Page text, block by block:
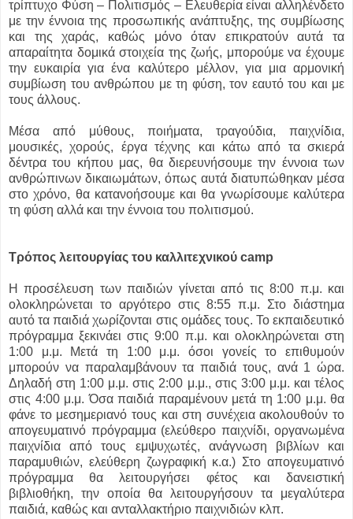
τρίπτυχο Φύση – Πολιτισμός – Ελευθερία είναι αλληλένδετο
με την έννοια της προσωπικής ανάπτυξης, της συμβίωσης
και της χαράς, καθώς μόνο όταν επικρατούν αυτά τα
απαραίτητα δομικά στοιχεία της ζωής, μπορούμε να έχουμε
την ευκαιρία για ένα καλύτερο μέλλον, για μια αρμονική
συμβίωση του ανθρώπου με τη φύση, τον εαυτό του και με
τους άλλους.
Μέσα από μύθους, ποιήματα, τραγούδια, παιχνίδια,
μουσικές, χορούς, έργα τέχνης και κάτω από τα σκιερά
δέντρα του κήπου μας, θα διερευνήσουμε την έννοια των
ανθρώπινων δικαιωμάτων, όπως αυτά διατυπώθηκαν μέσα
στο χρόνο, θα κατανοήσουμε και θα γνωρίσουμε καλύτερα
τη φύση αλλά και την έννοια του πολιτισμού.
Τρόπος λειτουργίας του καλλιτεχνικού camp
Η προσέλευση των παιδιών γίνεται από τις 8:00 π.μ. και
ολοκληρώνεται το αργότερο στις 8:55 π.μ. Στο διάστημα
αυτό τα παιδιά χωρίζονται στις ομάδες τους. Το εκπαιδευτικό
πρόγραμμα ξεκινάει στις 9:00 π.μ. και ολοκληρώνεται στη
1:00 μ.μ. Μετά τη 1:00 μ.μ. όσοι γονείς το επιθυμούν
μπορούν να παραλαμβάνουν τα παιδιά τους, ανά 1 ώρα.
Δηλαδή στη 1:00 μ.μ. στις 2:00 μ.μ., στις 3:00 μ.μ. και τέλος
στις 4:00 μ.μ. Όσα παιδιά παραμένουν μετά τη 1:00 μ.μ. θα
φάνε το μεσημεριανό τους και στη συνέχεια ακολουθούν το
απογευματινό πρόγραμμα (ελεύθερο παιχνίδι, οργανωμένα
παιχνίδια από τους εμψυχωτές, ανάγνωση βιβλίων και
παραμυθιών, ελεύθερη ζωγραφική κ.α.) Στο απογευματινό
πρόγραμμα θα λειτουργήσει φέτος και δανειστική
βιβλιοθήκη, την οποία θα λειτουργήσουν τα μεγαλύτερα
παιδιά, καθώς και ανταλλακτήριο παιχνιδιών κλπ.